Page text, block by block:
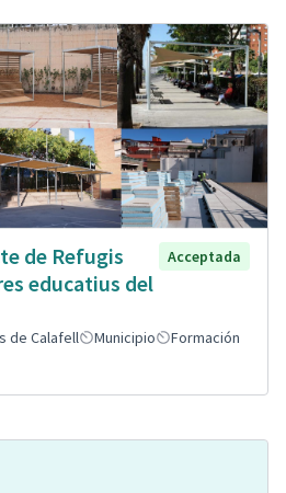
de Refugis
educatius del
Acceptada
de Calafell Municipio
Formación